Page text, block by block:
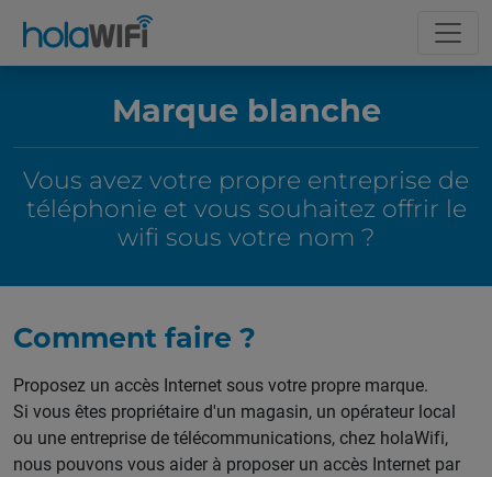
Marque blanche
Vous avez votre propre entreprise de
téléphonie et vous souhaitez offrir le
wifi sous votre nom ?
Comment faire ?
Proposez un accès Internet sous votre propre marque.
Si vous êtes propriétaire d'un magasin, un opérateur local
ou une entreprise de télécommunications, chez holaWifi,
nous pouvons vous aider à proposer un accès Internet par